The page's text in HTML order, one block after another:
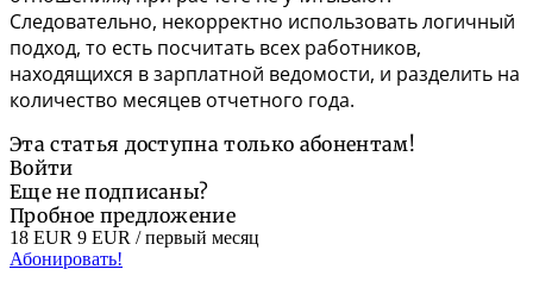
Следовательно, некорректно использовать логичный
подход, то есть посчитать всех работников,
находящихся в зарплатной ведомости, и разделить на
количество месяцев отчетного года.
Эта статья доступна только абонентам!
Войти
Еще не подписаны?
Пробное предложение
18 EUR 9 EUR / первый месяц
Абонировать!